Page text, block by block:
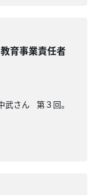
育事業責任者
武さん 第３回。